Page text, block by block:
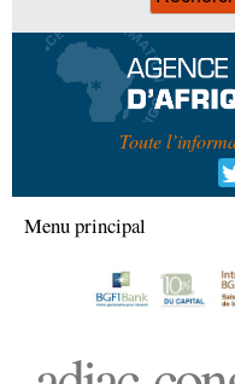
Toute
Menu principal